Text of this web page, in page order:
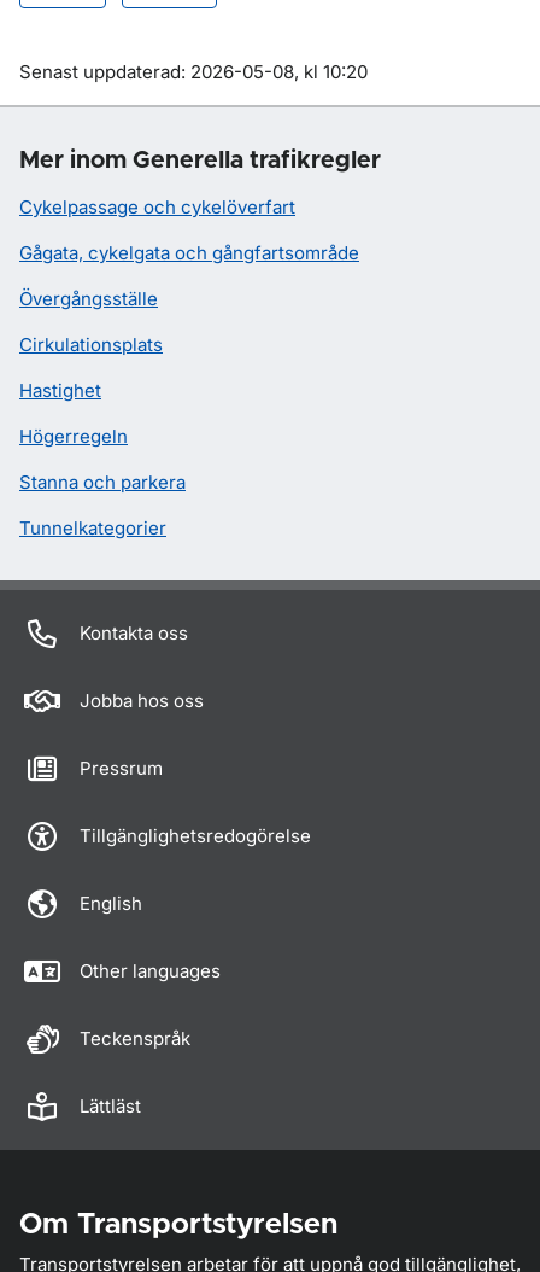
Om sidan
Senast uppdaterad: 2026-05-08, kl 10:20
Mer inom Generella trafikregler
Cykelpassage och cykelöverfart
Gågata, cykelgata och gångfartsområde
Övergångsställe
Cirkulationsplats
Hastighet
Högerregeln
Stanna och parkera
Tunnelkategorier
Kontakta oss
Jobba hos oss
Pressrum
Tillgänglighetsredogörelse
English
Other languages
Teckenspråk
Lättläst
Om Transportstyrelsen
Transportstyrelsen arbetar för att uppnå god tillgänglighet,